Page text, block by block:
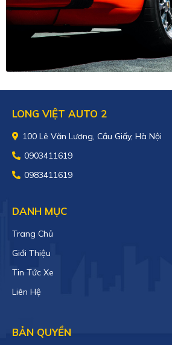
LONG VIỆT AUTO 2
100 Lê Văn Lương, Cầu Giấy, Hà Nội
0903411619
0983411619
DANH MỤC
Trang Chủ
Giới Thiệu
Tin Tức Xe
Liên Hệ
BẢN QUYỀN